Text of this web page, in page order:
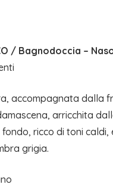
/ Bagnodoccia –
accompagnata dalla
arricchita
ricco di toni caldi,
grigia.